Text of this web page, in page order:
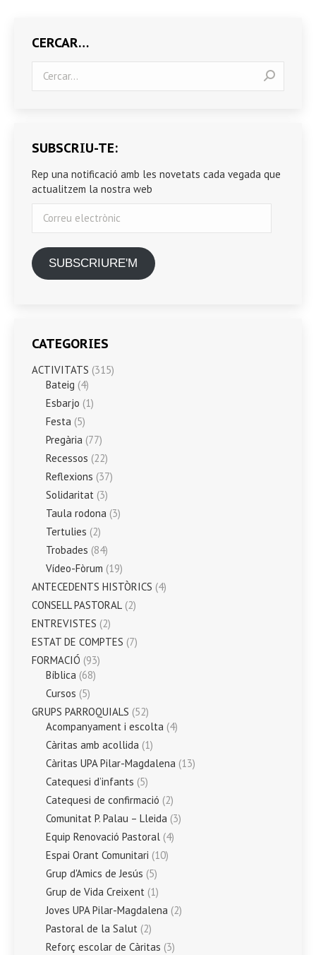
CERCAR…
SUBSCRIU-TE:
Rep una notificació amb les novetats cada vegada que
actualitzem la nostra web
electrònic
SUBSCRIURE'M
CATEGORIES
ACTIVITATS (315)
Bateig (4)
Esbarjo (1)
Festa (5)
Pregària (77)
Recessos (22)
Reflexions (37)
Solidaritat (3)
Taula rodona (3)
Tertulies (2)
Trobades (84)
Vídeo-Fòrum (19)
ANTECEDENTS HISTÒRICS (4)
CONSELL PASTORAL (2)
ENTREVISTES (2)
ESTAT DE COMPTES (7)
FORMACIÓ (93)
Bíblica (68)
Cursos (5)
GRUPS PARROQUIALS (52)
Acompanyament i escolta (4)
Càritas amb acollida (1)
Càritas UPA Pilar-Magdalena (13)
Catequesi d’infants (5)
Catequesi de confirmació (2)
Comunitat P. Palau – Lleida (3)
Equip Renovació Pastoral (4)
Espai Orant Comunitari (10)
Grup d'Amics de Jesús (5)
Grup de Vida Creixent (1)
Joves UPA Pilar-Magdalena (2)
Pastoral de la Salut (2)
Reforç escolar de Càritas (3)